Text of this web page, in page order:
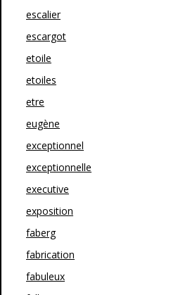
escalier
escargot
etoile
etoiles
etre
eugène
exceptionnel
exceptionnelle
executive
exposition
faberg
fabrication
fabuleux